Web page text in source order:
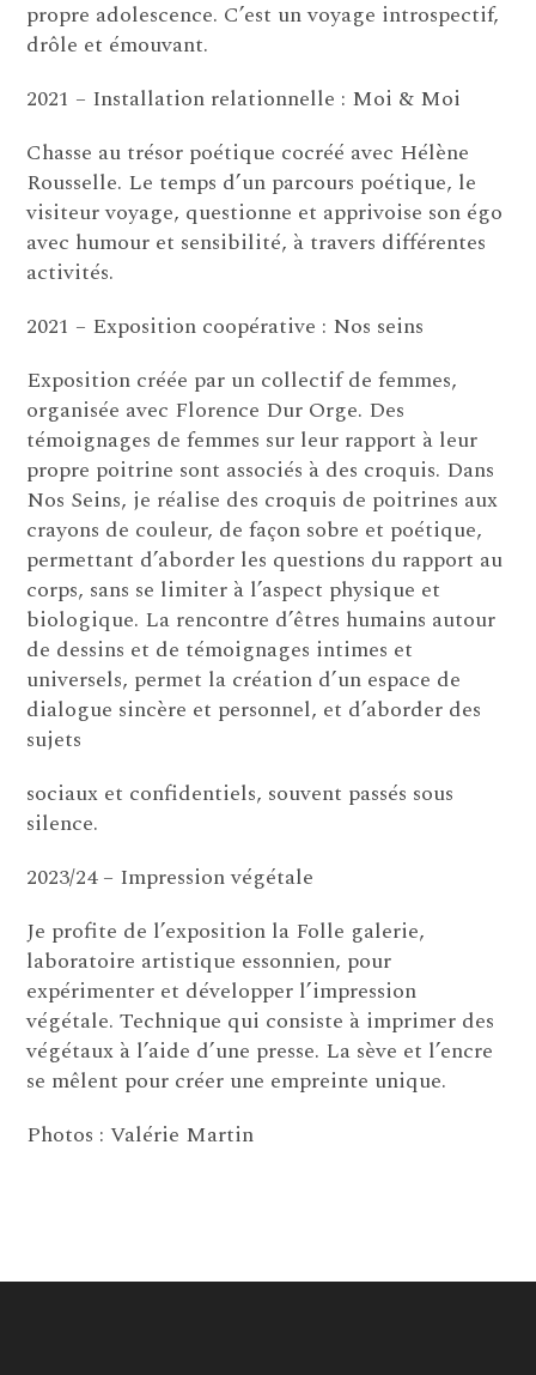
propre adolescence. C’est un voyage introspectif,
drôle et émouvant.
2021 – Installation relationnelle : Moi & Moi
Chasse au trésor poétique cocréé avec Hélène
Rousselle. Le temps d’un parcours poétique, le
visiteur voyage, questionne et apprivoise son égo
avec humour et sensibilité, à travers différentes
activités.
2021 – Exposition coopérative : Nos seins
Exposition créée par un collectif de femmes,
organisée avec Florence Dur Orge. Des
témoignages de femmes sur leur rapport à leur
propre poitrine sont associés à des croquis. Dans
Nos Seins, je réalise des croquis de poitrines aux
crayons de couleur, de façon sobre et poétique,
permettant d’aborder les questions du rapport au
corps, sans se limiter à l’aspect physique et
biologique. La rencontre d’êtres humains autour
de dessins et de témoignages intimes et
universels, permet la création d’un espace de
dialogue sincère et personnel, et d’aborder des
sujets
sociaux et confidentiels, souvent passés sous
silence.
2023/24 – Impression végétale
Je profite de l’exposition la Folle galerie,
laboratoire artistique essonnien, pour
expérimenter et développer l’impression
végétale. Technique qui consiste à imprimer des
végétaux à l’aide d’une presse. La sève et l’encre
se mêlent pour créer une empreinte unique.
Photos : Valérie Martin